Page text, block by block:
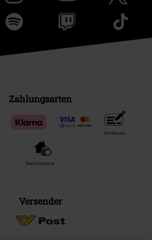
Zahlungsarten
Vorkasse
Nachnahme
Versender